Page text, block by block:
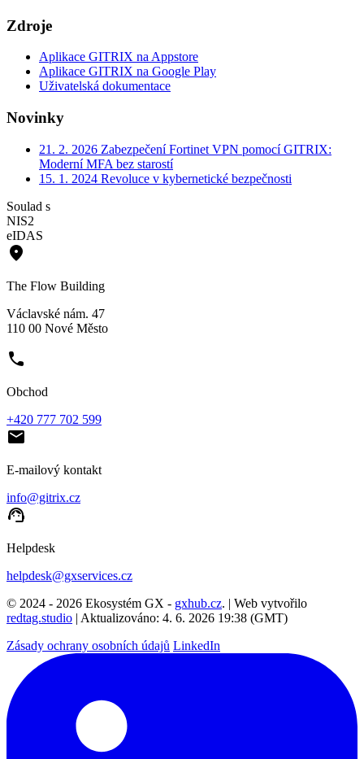
Zdroje
Aplikace GITRIX na Appstore
Aplikace GITRIX na Google Play
Uživatelská dokumentace
Novinky
21. 2. 2026 Zabezpečení Fortinet VPN pomocí GITRIX:
Moderní MFA bez starostí
15. 1. 2024 Revoluce v kybernetické bezpečnosti
Soulad s
NIS2
eIDAS
place
The Flow Building
Václavské nám. 47
110 00 Nové Město
phone
Obchod
+420 777 702 599
email
E-mailový kontakt
info@gitrix.cz
support_agent
Helpdesk
helpdesk@gxservices.cz
© 2024 - 2026 Ekosystém GX - gxhub.cz. | Web vytvořilo
redtag.studio | Aktualizováno: 4. 6. 2026 19:38 (GMT)
Zásady ochrany osobních údajů LinkedIn